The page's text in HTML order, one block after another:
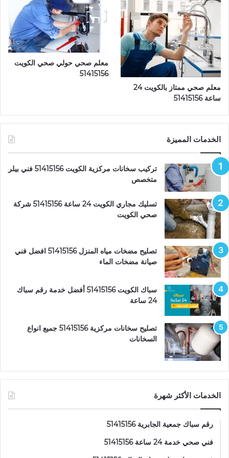
معلم صحي ممتاز بالكويت 24
ساعة 51415156
معلم صحي حولي صحي الكويت
51415156
الخدمات المميزة
تركيب سخانات مركزية الكويت 51415156 فني بيلر
متخصص
تسليك مجاري الكويت 24 ساعة 51415156 شركة
صحي الكويت
تصليح مضخات مياه المنزل 51415156 افضل فني
صيانة مضخات الماء
سباك الكويت 51415156 أفضل خدمة رقم سباك
24 ساعة
تصليح سخانات مركزية 51415156 جميع انواع
السخانات
الخدمات الأكثر شهرة
رقم سباك جمعية الجابرية 51415156
فني صحي خدمة 24 ساعة 51415156